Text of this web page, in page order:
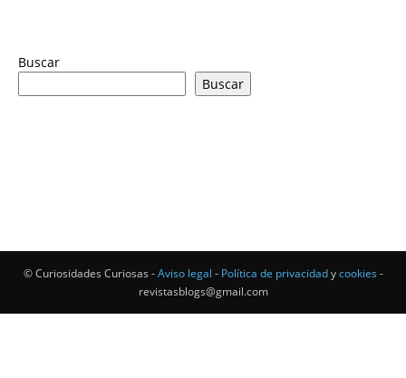
Buscar
Buscar
© Curiosidades Curiosas -Aviso legal - Política de privacidadycookies -
revistasblogs@gmail.com